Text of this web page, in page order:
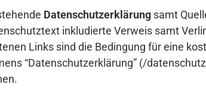
Datenschutzerklärung samt
inkludierte Verweis samt
Links sind die Bedingung für eine
“Datenschutzerklärung” (/